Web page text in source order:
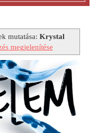
mutatása:Krystal
megjelenítése